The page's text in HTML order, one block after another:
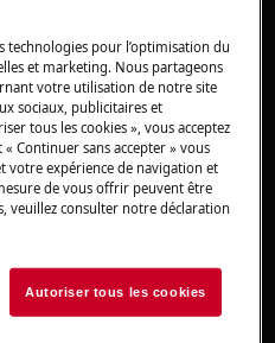
ne touche les côtés
notice d'installation
technologies pour l’optimisation du
et marketing. Nous partageons
votre utilisation de notre site
sociaux, publicitaires et
tous les cookies », vous acceptez
Continuer sans accepter » vous
votre expérience de navigation et
de vous offrir peuvent être
veuillez consulter notre déclaration
Autoriser tous les cookies